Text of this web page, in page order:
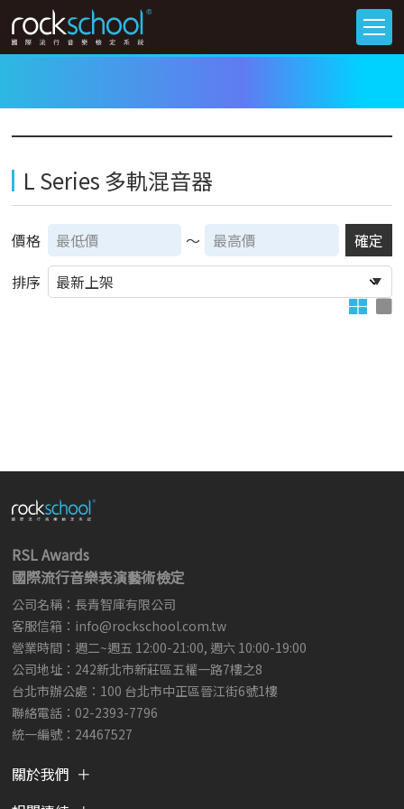
L Series 多軌混音器
價格 ～
確定
排序
RSL Awards
國際流行音樂表演藝術檢定
公司名稱：長青智庫有限公司
客服信箱： info@rockschool.com.tw ​
營業時間：週二~週五 12:00-21:00, 週六 10:00-19:00
公司地址：242新北市新莊區五權一路7樓之8
台北市辦公處：100 台北市中正區晉江街6號1樓
聯絡電話：02-2393-7796
統一編號：24467527
關於我們